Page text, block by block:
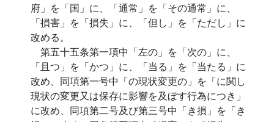
府」を「国」に、「通常」を「その通常」に、
「損害」を「損失」に、「但し」を「ただし」に
改める。
第五十五条第一項中「左の」を「次の」に、
「且つ」を「かつ」に、「当る」を「当たる」に
改め、同項第一号中「の現状変更の」を「に関し
現状の変更又は保存に影響を及ぼす行為につき」
に改め、同項第二号及び第三号中「き損」を「き